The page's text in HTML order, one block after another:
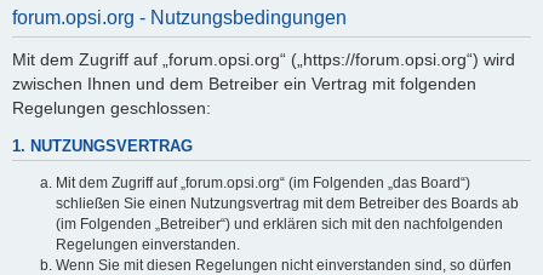
forum.opsi.org - Nutzungsbedingungen
Mit dem Zugriff auf „forum.opsi.org“ („https://forum.opsi.org“) wird
zwischen Ihnen und dem Betreiber ein Vertrag mit folgenden
Regelungen geschlossen:
1. NUTZUNGSVERTRAG
Mit dem Zugriff auf „forum.opsi.org“ (im Folgenden „das Board“)
schließen Sie einen Nutzungsvertrag mit dem Betreiber des Boards ab
(im Folgenden „Betreiber“) und erklären sich mit den nachfolgenden
Regelungen einverstanden.
Wenn Sie mit diesen Regelungen nicht einverstanden sind, so dürfen